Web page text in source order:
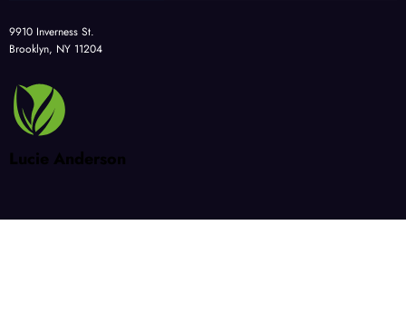
9910 Inverness St.
Brooklyn, NY 11204
Lucie Anderson